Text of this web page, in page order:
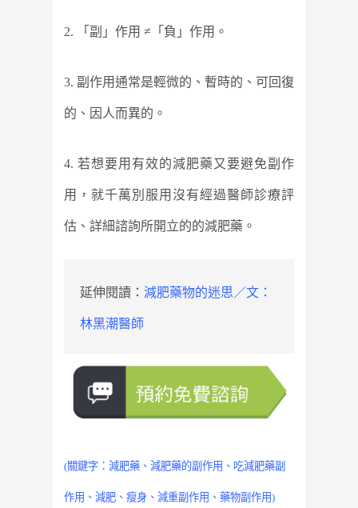
2. 「副」作用 ≠「負」作用。
3. 副作用通常是輕微的、暫時的、可回復
的、因人而異的。
4. 若想要用有效的減肥藥又要避免副作
用，就千萬別服用沒有經過醫師診療評
估、詳細諮詢所開立的的減肥藥。
延伸閱讀： 減肥藥物的迷思／文：
林黑潮醫師
(關鍵字： 減肥藥 、 減肥藥的副作用 、吃減肥藥副
作用、減肥、瘦身、減重副作用、藥物副作用)